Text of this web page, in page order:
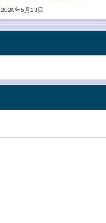
2020年5月23日